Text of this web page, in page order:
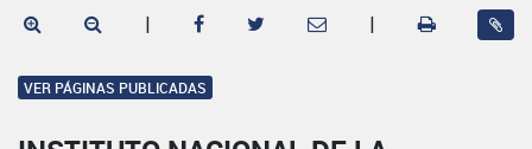
| |
VER PÁGINAS PUBLICADAS